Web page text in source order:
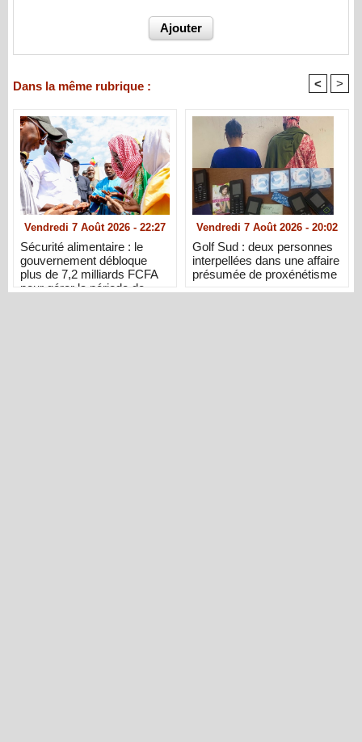
Dans la même rubrique : < >
Vendredi 7 Août 2026 - 22:27
Sécurité alimentaire : le
gouvernement débloque
plus de 7,2 milliards FCFA
pour gérer la période de
Vendredi 7 Août 2026 - 20:02
Golf Sud : deux personnes
interpellées dans une affaire
présumée de proxénétisme